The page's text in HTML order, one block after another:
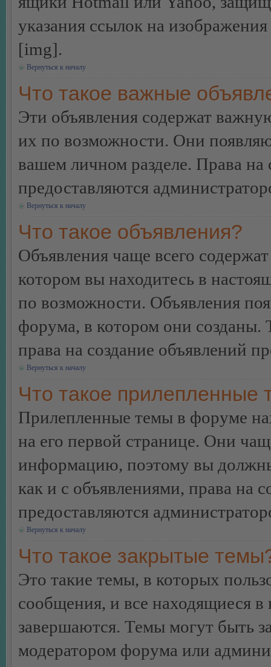
указания ссылок на
[img].
Вернуться к началу
Что такое важные
Эти объявления содержат
их по возможности. Они
вашем личном разделе. Права
предоставляются
Вернуться к началу
Что такое объявления?
Объявления чаще всего
котором вы находитесь в
по возможности. Объявления
форума, в котором они
права на создание объявлений
Вернуться к началу
Что такое прилепленные
Прилепленные темы в форуме
на его первой странице. Они
информацию, поэтому вы
как и с объявлениями, права на
предоставляются
Вернуться к началу
Что такое закрытые
Это такие темы, в которых
сообщения, и все находящиеся
завершаются. Темы могут быть
модератором форума или